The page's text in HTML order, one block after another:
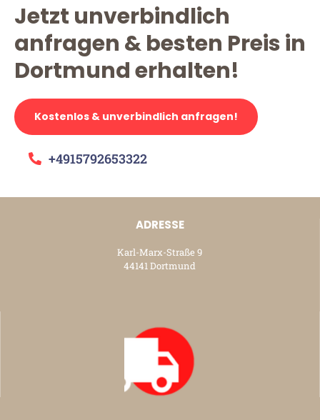
Jetzt unverbindlich
anfragen & besten Preis in
Dortmund erhalten!
Kostenlos & unverbindlich anfragen!
+4915792653322
ADRESSE
Karl-Marx-Straße 9
44141 Dortmund